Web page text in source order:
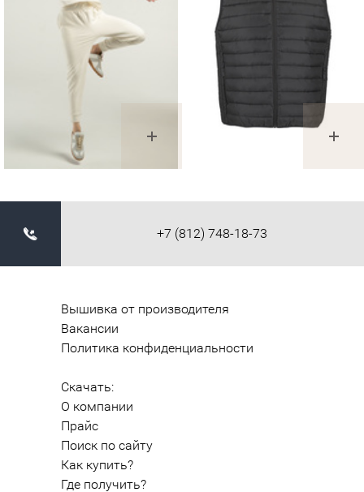
+7 (812) 748-18-73
Вышивка от производителя
Вакансии
Политика конфиденциальности
Скачать:
О компании
Прайс
Поиск по сайту
Как купить?
Где получить?